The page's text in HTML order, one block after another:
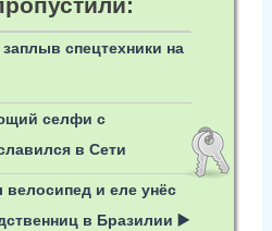
спецтехники на
селфи с
в Сети
велосипед и еле унёс
в Бразилии ▶️